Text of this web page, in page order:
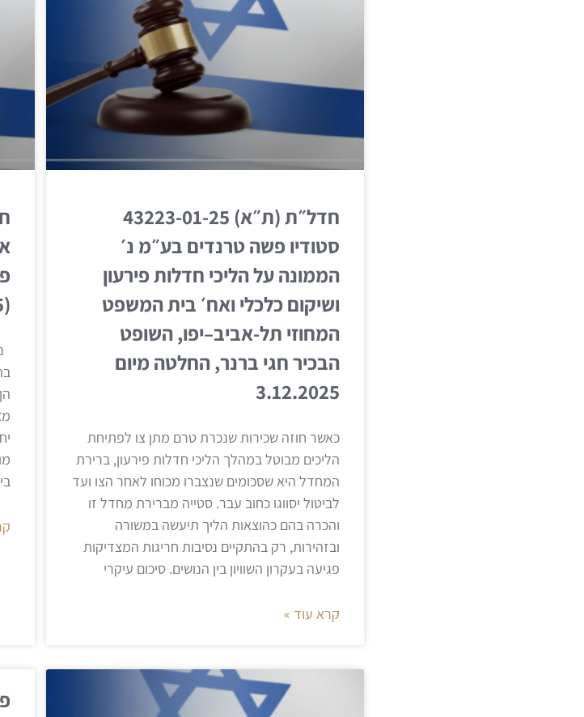
חדל״ת (ת״א) 43223-01-25
סטודיו פשה טרנדים בע״מ נ׳
הממונה על הליכי חדלות פירעון
ושיקום כלכלי ואח׳ בית המשפט
המחוזי תל-אביב–יפו, השופט
הבכיר חגי ברנר, החלטה מיום
3.12.2025
כאשר חוזה שכירות שנכרת טרם מתן צו לפתיחת
הליכים מבוטל במהלך הליכי חדלות פירעון, ברירת
המחדל היא שסכומים שנצברו מכוחו לאחר הצו ועד
לביטול יסווגו כחוב עבר. סטייה מברירת מחדל זו
והכרה בהם כהוצאות הליך תיעשה במשורה
ובזהירות, רק בהתקיים נסיבות חריגות המצדיקות
פגיעה בעקרון השוויון בין הנושים. סיכום עיקרי
קרא עוד »
(19.11.2025)